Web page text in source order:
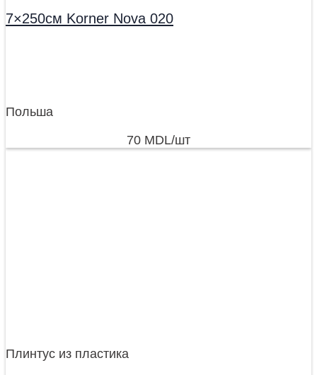
7×250см Korner Nova 020
Польша
70 MDL/шт
Плинтус из пластика